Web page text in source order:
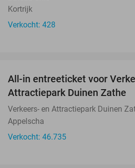
Kortrijk
Verkocht: 428
All-in entreeticket voor
Attractiepark Duinen Zathe
Verkeers- en Attractiepark Duinen
Appelscha
Verkocht: 46.735